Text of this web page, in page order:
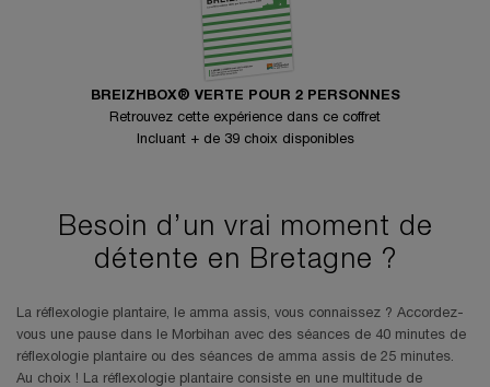
BREIZHBOX® VERTE POUR 2 PERSONNES
Retrouvez cette expérience dans ce coffret
Incluant + de 39 choix disponibles
Besoin d’un vrai moment de
détente en Bretagne ?
La réflexologie plantaire, le amma assis, vous connaissez ? Accordez-
vous une pause dans le Morbihan avec des séances de 40 minutes de
réflexologie plantaire ou des séances de amma assis de 25 minutes.
Au choix ! La réflexologie plantaire consiste en une multitude de